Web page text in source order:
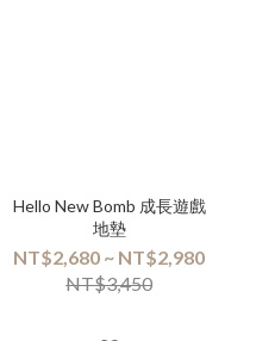
Hello New Bomb 成長遊戲
地墊
NT$2,680 ~ NT$2,980
NT$3,450